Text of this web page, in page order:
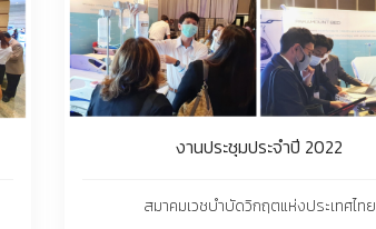
งานประชุมประจำปี 2022
สมาคมเวชบำบัดวิกฤตแห่งประเทศไทย